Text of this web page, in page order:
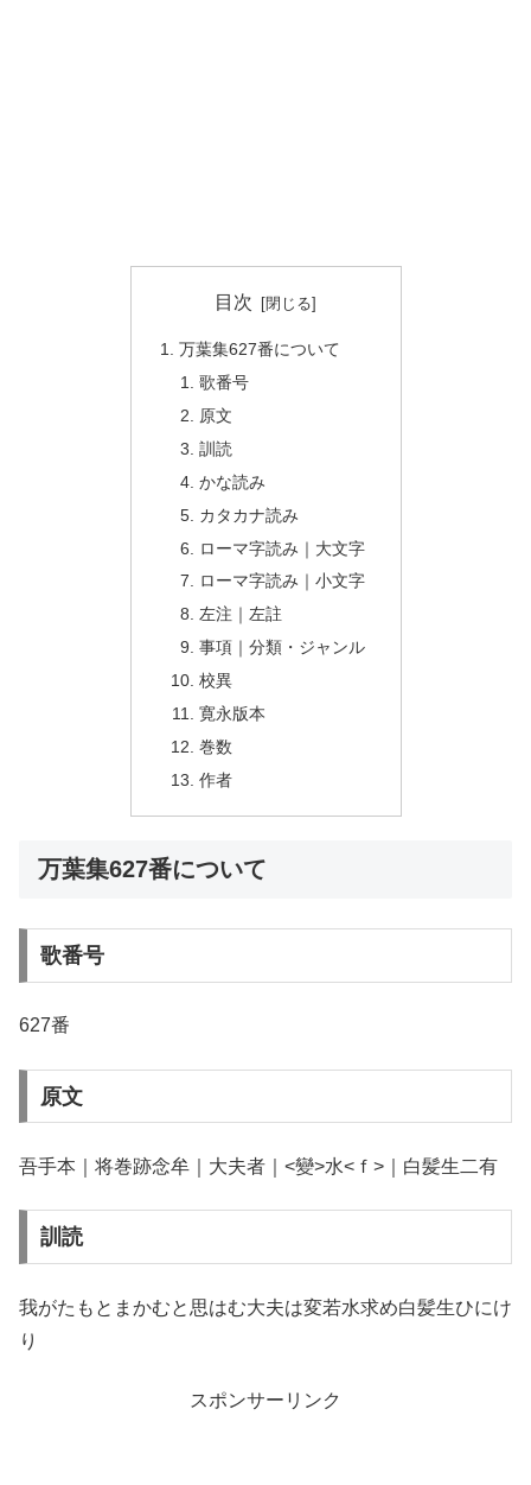
目次
万葉集627番について
歌番号
原文
訓読
かな読み
カタカナ読み
ローマ字読み｜大文字
ローマ字読み｜小文字
左注｜左註
事項｜分類・ジャンル
校異
寛永版本
巻数
作者
万葉集627番について
歌番号
627番
原文
吾手本｜将巻跡念牟｜大夫者｜<變>水<ｆ>｜白髪生二有
訓読
我がたもとまかむと思はむ大夫は変若水求め白髪生ひにけ
り
スポンサーリンク